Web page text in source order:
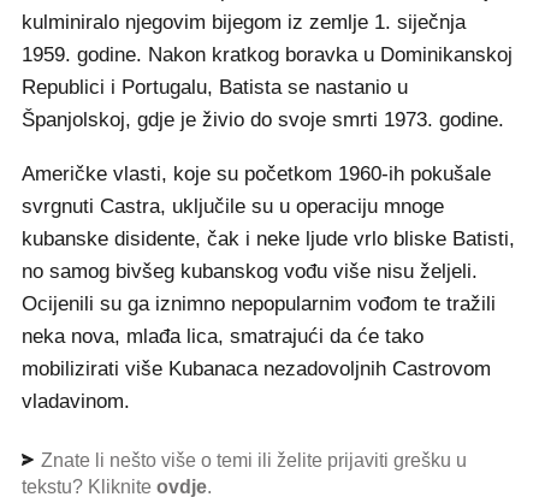
kulminiralo njegovim bijegom iz zemlje 1. siječnja
1959. godine. Nakon kratkog boravka u Dominikanskoj
Republici i Portugalu, Batista se nastanio u
Španjolskoj, gdje je živio do svoje smrti 1973. godine.
Američke vlasti, koje su početkom 1960-ih pokušale
svrgnuti Castra, uključile su u operaciju mnoge
kubanske disidente, čak i neke ljude vrlo bliske Batisti,
no samog bivšeg kubanskog vođu više nisu željeli.
Ocijenili su ga iznimno nepopularnim vođom te tražili
neka nova, mlađa lica, smatrajući da će tako
mobilizirati više Kubanaca nezadovoljnih Castrovom
vladavinom.
Znate li nešto više o temi ili želite prijaviti grešku u
tekstu? Kliknite ovdje.